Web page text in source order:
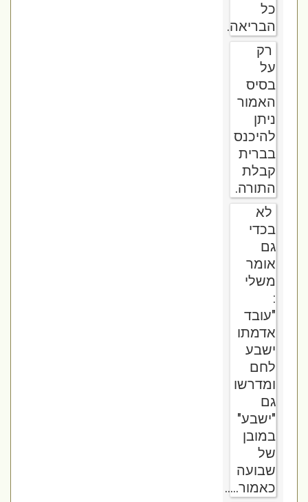
כל
הבריאה.
רק
על
בסיס
האמור
ניתן
להיכנס
בברית
קבלת
התורה.
לא
בכדי
גם
אומר
משלי
"עובד
אדמתו
ישבע
לחם
ומדרשו
גם
"ישבע"
במובן
של
שבועה
כאמור.....